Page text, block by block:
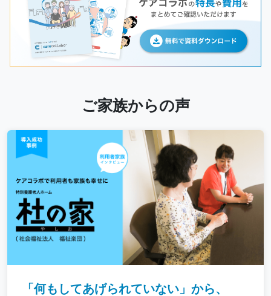
ご家族からの声
「何もしてあげられていない」から、